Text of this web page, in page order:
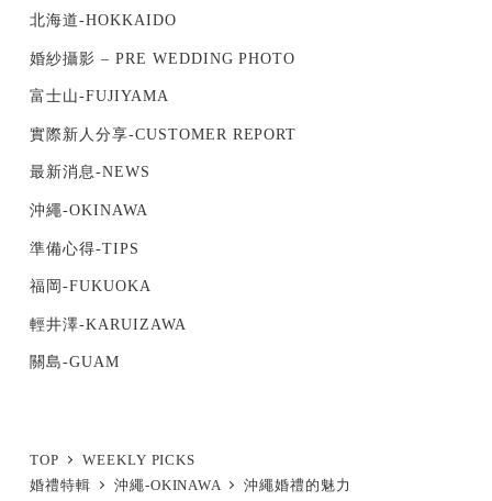
北海道-HOKKAIDO
婚紗攝影 – PRE WEDDING PHOTO
富士山-FUJIYAMA
實際新人分享-CUSTOMER REPORT
最新消息-NEWS
沖繩-OKINAWA
準備心得-TIPS
福岡-FUKUOKA
輕井澤-KARUIZAWA
關島-GUAM
TOP
WEEKLY PICKS
婚禮特輯
沖繩-OKINAWA 沖繩婚禮的魅力